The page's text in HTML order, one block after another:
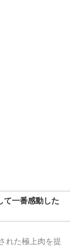
て一番感動した
れた極上肉を提